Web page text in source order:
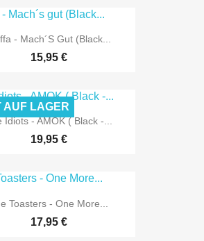
- Mach´s Gut (Black...
15,95 €
Idiots - AMOK ( Black -...
19,95 €
AUF LAGER
Toasters - One More...
17,95 €